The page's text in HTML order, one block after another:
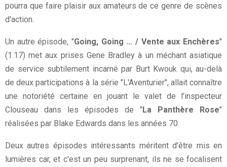
pourra que faire plaisir aux amateurs de ce genre de scènes
d'action.
Un autre épisode, "Going, Going ... / Vente aux Enchères"
(1.17) met aux prises Gene Bradley à un méchant asiatique
de service subtilement incarné par Burt Kwouk qui, au-delà
de deux participations à la série "L'Aventurier", allait connaître
une notoriété certaine en jouant le valet de l'inspecteur
Clouseau dans les épisodes de "La Panthère Rose"
réalisées par Blake Edwards dans les années 70.
Deux autres épisodes intéressants méritent d'être mis en
lumières car, et c'est un peu surprenant, ils ne se focalisent